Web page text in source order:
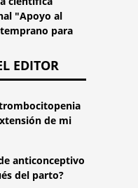
"Apoyo al
para
EDITOR
de mi
anticonceptivo
del parto?